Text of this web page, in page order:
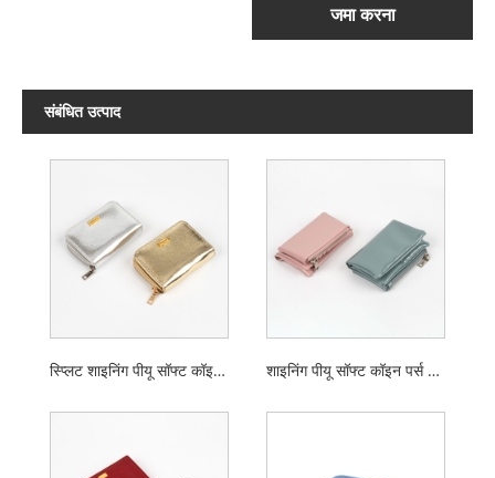
जमा करना
संबंधित उत्पाद
स्प्लिट शाइनिंग पीयू सॉफ्ट कॉइन पर्स लेडीज वॉलेट शाइनिंग पीयू सॉफ्ट कॉइन पर्स लेडीज वॉलेट